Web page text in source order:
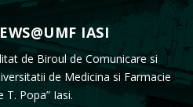
IASI
de Biroul de Comunicare si
de Medicina si Farmacie
T. Popa” Iasi.